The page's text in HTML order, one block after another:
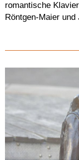
romantische
Röntgen-Maier